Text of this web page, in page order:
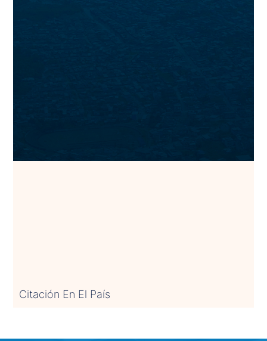
Citación En El País